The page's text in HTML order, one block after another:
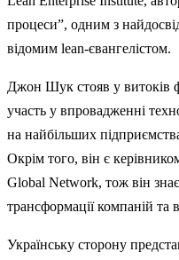
процеси”, одним з
відомим lean-євангелістом.
Джон Шук стояв у витоків
участь у впровадженні
на найбільших
Окрім того, він є
Global Network, тож він
трансформації компаній
Українську сторону